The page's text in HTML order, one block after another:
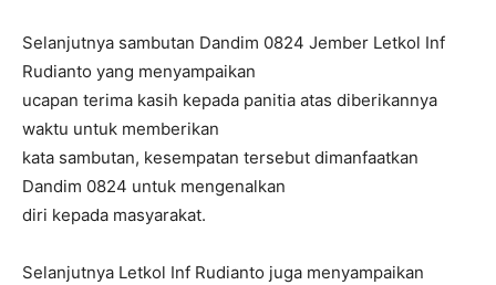
Selanjutnya sambutan Dandim 0824 Jember Letkol Inf
Rudianto yang menyampaikan
ucapan terima kasih kepada panitia atas diberikannya
waktu untuk memberikan
kata sambutan, kesempatan tersebut dimanfaatkan
Dandim 0824 untuk mengenalkan
diri kepada masyarakat.
Selanjutnya Letkol Inf Rudianto juga menyampaikan